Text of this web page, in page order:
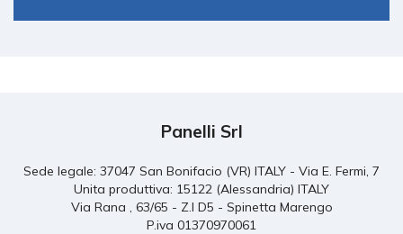
Panelli Srl
Sede legale: 37047 San Bonifacio (VR) ITALY - Via E. Fermi, 7
Unita produttiva: 15122 (Alessandria) ITALY
Via Rana , 63/65 - Z.I D5 - Spinetta Marengo
P.iva 01370970061